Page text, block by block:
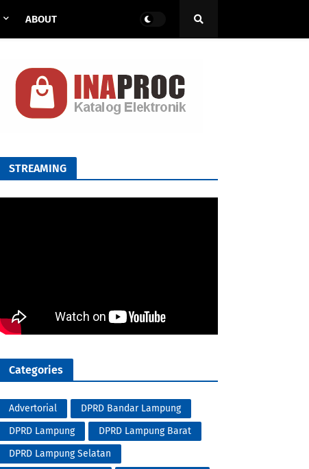
ABOUT
STREAMING
Categories
Advertorial
DPRD Bandar Lampung
DPRD Lampung
DPRD Lampung Barat
DPRD Lampung Selatan